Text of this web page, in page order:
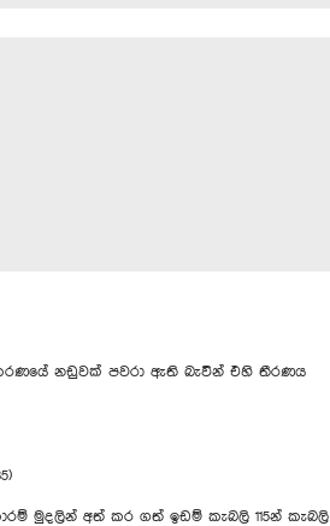
නඩුවක් පවරා ඇති බැවින් එහි තීරණය
මුදලින් අත් කර ගත් ඉඩම් කැබලි 115න් කැබලි